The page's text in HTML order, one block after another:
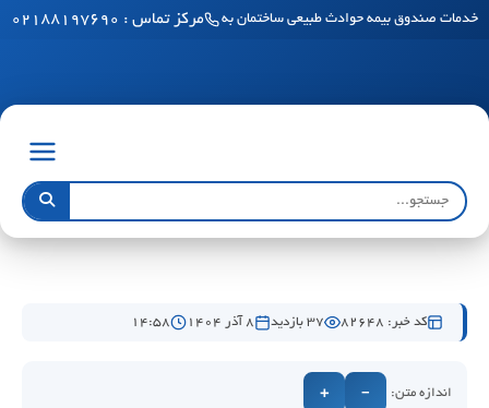
خدمات صندوق بیمه حوادث طبیعی ساختمان به مناطق آزاد رسید
مرکز تماس : ۰۲۱۸۸۱۹۷۶۹۰
کد خبر: 82648 37 بازدید ۸ آذر ۱۴۰۴ ۱۴:۵۸
اندازه متن: −
+